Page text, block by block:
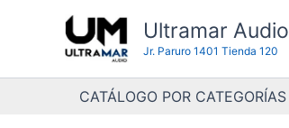
contenido
Ultramar Audio
Jr. Paruro 1401 Tienda 120
CATÁLOGO POR CATEGORÍAS